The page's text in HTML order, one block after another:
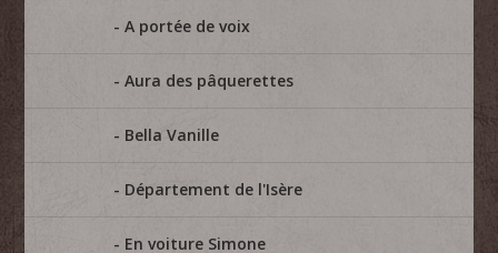
A portée de voix
Aura des pâquerettes
Bella Vanille
Département de l'Isère
En voiture Simone